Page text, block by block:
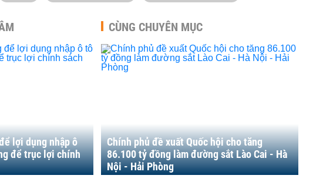
lợi dụng nhập ô
để trục lợi chính
CÙNG CHUYÊN MỤC
Chính phủ đề xuất Quốc hội cho tăng
86.100 tỷ đồng làm đường sắt Lào Cai - Hà
Nội - Hải Phòng